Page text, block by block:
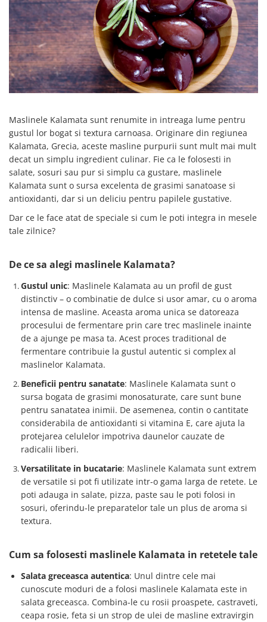
Condimente turcesti
Ghimbir murat la borcan
Alge Nori
Supa miso
Maslinele Kalamata sunt renumite in intreaga lume pentru
gustul lor bogat si textura carnoasa. Originare din regiunea
Kalamata, Grecia, aceste masline purpurii sunt mult mai mult
decat un simplu ingredient culinar. Fie ca le folosesti in
salate, sosuri sau pur si simplu ca gustare, maslinele
Kalamata sunt o sursa excelenta de grasimi sanatoase si
antioxidanti, dar si un deliciu pentru papilele gustative.
Dar ce le face atat de speciale si cum le poti integra in mesele
tale zilnice?
De ce sa alegi maslinele Kalamata?
Gustul unic: Maslinele Kalamata au un profil de gust
distinctiv – o combinatie de dulce si usor amar, cu o aroma
intensa de masline. Aceasta aroma unica se datoreaza
procesului de fermentare prin care trec maslinele inainte
de a ajunge pe masa ta. Acest proces traditional de
fermentare contribuie la gustul autentic si complex al
maslinelor Kalamata.
Beneficii pentru sanatate: Maslinele Kalamata sunt o
sursa bogata de grasimi monosaturate, care sunt bune
pentru sanatatea inimii. De asemenea, contin o cantitate
considerabila de antioxidanti si vitamina E, care ajuta la
protejarea celulelor impotriva daunelor cauzate de
radicalii liberi.
Versatilitate in bucatarie: Maslinele Kalamata sunt extrem
de versatile si pot fi utilizate intr-o gama larga de retete. Le
poti adauga in salate, pizza, paste sau le poti folosi in
sosuri, oferindu-le preparatelor tale un plus de aroma si
textura.
Cum sa folosesti maslinele Kalamata in retetele tale
Salata greceasca autentica: Unul dintre cele mai
cunoscute moduri de a folosi maslinele Kalamata este in
salata greceasca. Combina-le cu rosii proaspete, castraveti,
ceapa rosie, feta si un strop de ulei de masline extravirgin